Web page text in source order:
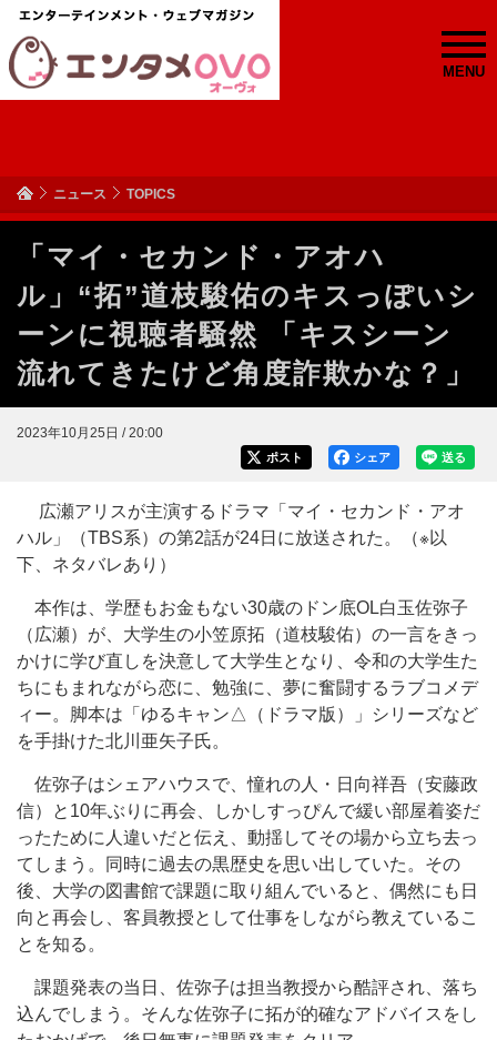
MENU
ニュース TOPICS
「マイ・セカンド・アオハ
ル」“拓”道枝駿佑のキスっぽいシ
ーンに視聴者騒然 「キスシーン
流れてきたけど角度詐欺かな？」
2023年10月25日 / 20:00
送る
シェア
ポスト
広瀬アリスが主演するドラマ「マイ・セカンド・アオ
ハル」（TBS系）の第2話が24日に放送された。（※以
下、ネタバレあり）
本作は、学歴もお金もない30歳のドン底OL白玉佐弥子
（広瀬）が、大学生の小笠原拓（道枝駿佑）の一言をきっ
かけに学び直しを決意して大学生となり、令和の大学生た
ちにもまれながら恋に、勉強に、夢に奮闘するラブコメデ
ィー。脚本は「ゆるキャン△（ドラマ版）」シリーズなど
を手掛けた北川亜矢子氏。
佐弥子はシェアハウスで、憧れの人・日向祥吾（安藤政
信）と10年ぶりに再会、しかしすっぴんで緩い部屋着姿だ
ったために人違いだと伝え、動揺してその場から立ち去っ
てしまう。同時に過去の黒歴史を思い出していた。その
後、大学の図書館で課題に取り組んでいると、偶然にも日
向と再会し、客員教授として仕事をしながら教えているこ
とを知る。
課題発表の当日、佐弥子は担当教授から酷評され、落ち
込んでしまう。そんな佐弥子に拓が的確なアドバイスをし